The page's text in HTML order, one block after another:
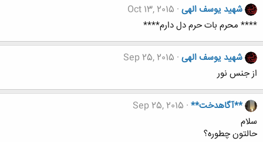
شهید یوسف الهی Oct 13, 2015
**** محرم بات حرم دل دارم****
شهید یوسف الهی Sep 25, 2015
از جنس نور
**آگاهدخت** Sep 25, 2015
سلام
حالتون چطوره؟